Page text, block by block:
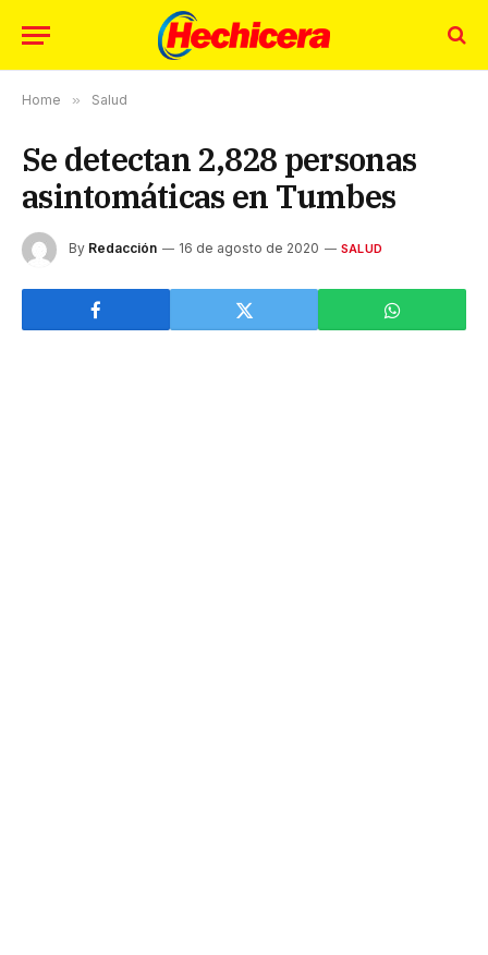
Home » Salud
Se detectan 2,828 personas
asintomáticas en Tumbes
By Redacción 16 de agosto de 2020 SALUD